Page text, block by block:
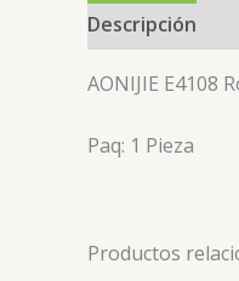
Descripción
AONIJIE
Paq: 1 Pieza
Productos